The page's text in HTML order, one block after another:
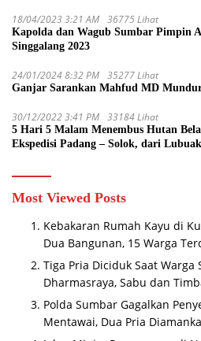
18/04/2023 3:21 AM 36775 Lihat
Kapolda dan Wagub Sumbar Pimpin
Singgalang 2023
24/01/2024 8:32 PM 35277 Lihat
Ganjar Sarankan Mahfud MD
30/12/2022 3:41 PM 33184 Lihat
5 Hari 5 Malam Menembus Hutan
Ekspedisi Padang – Solok, dari
Most Viewed Posts
Kebakaran Rumah Kayu di
Dua Bangunan, 15 Warga
Tiga Pria Diciduk Saat Warga
Dharmasraya, Sabu dan
Polda Sumbar Gagalkan
Mentawai, Dua Pria